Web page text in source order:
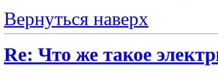
Вернуться наверх
Re: Что же такое